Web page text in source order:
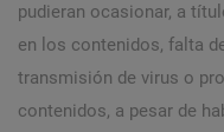
pudieran ocasionar, a
en los contenidos, falta
transmisión de virus o
contenidos, a pesar de